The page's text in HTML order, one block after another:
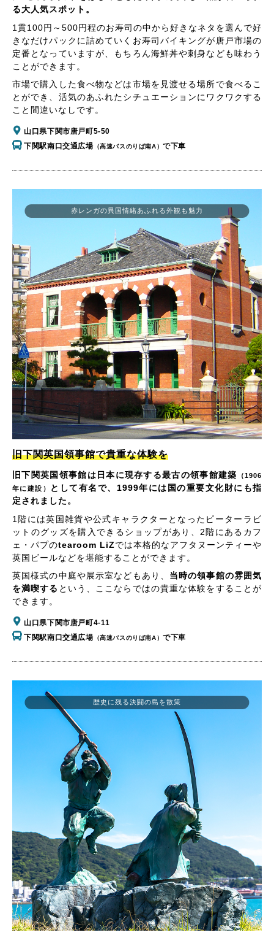
る大人気スポット。
1貫100円～500円程のお寿司の中から好きなネタを選んで好
きなだけパックに詰めていくお寿司バイキングが唐戸市場の
定番となっていますが、もちろん海鮮丼や刺身なども味わう
ことができます。
市場で購入した食べ物などは市場を見渡せる場所で食べるこ
とができ、活気のあふれたシチュエーションにワクワクする
こと間違いなしです。
山口県下関市唐戸町5-50
下関駅南口交通広場 （高速バスのりば南A）で下車
旧下関英国領事館で貴重な体験を
旧下関英国領事館は日本に現存する最古の領事館建築
（1906
年に建設）
として有名で、1999年には国の重要文化財にも指
定されました。
1階には英国雑貨や公式キャラクターとなったピーターラビ
ットのグッズを購入できるショップがあり、2階にあるカフ
ェ・パプのtearoom LiZでは本格的なアフタヌーンティーや
英国ビールなどを堪能することができます。
英国様式の中庭や展示室などもあり、 当時の領事館の雰囲気
を満喫する という、ここならではの貴重な体験をすることが
できます。
山口県下関市唐戸町4-11
下関駅南口交通広場 （高速バスのりば南A）で下車
赤レンガの異国情緒あふれる外観も魅力
歴史に残る決闘の島を散策